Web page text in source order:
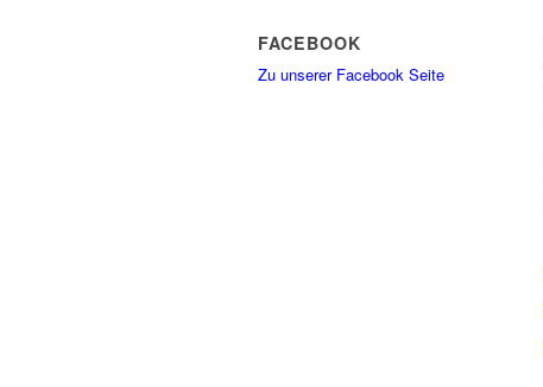
FACEBOOK
Zu unserer Facebook Seite